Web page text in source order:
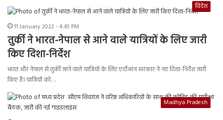
विदेश
11 January 2022 - 4:45 PM
तुर्की ने भारत-नेपाल से आने वाले यात्रियों के लिए जारी
किए दिशा-निर्देश
भारत और नेपाल से तुर्की जाने वाले यात्रियों के लिए एर्दोआन सरकार ने नए दिशा-निर्देश जारी
किए हैं। यात्रियों को…
Madhya Pradesh